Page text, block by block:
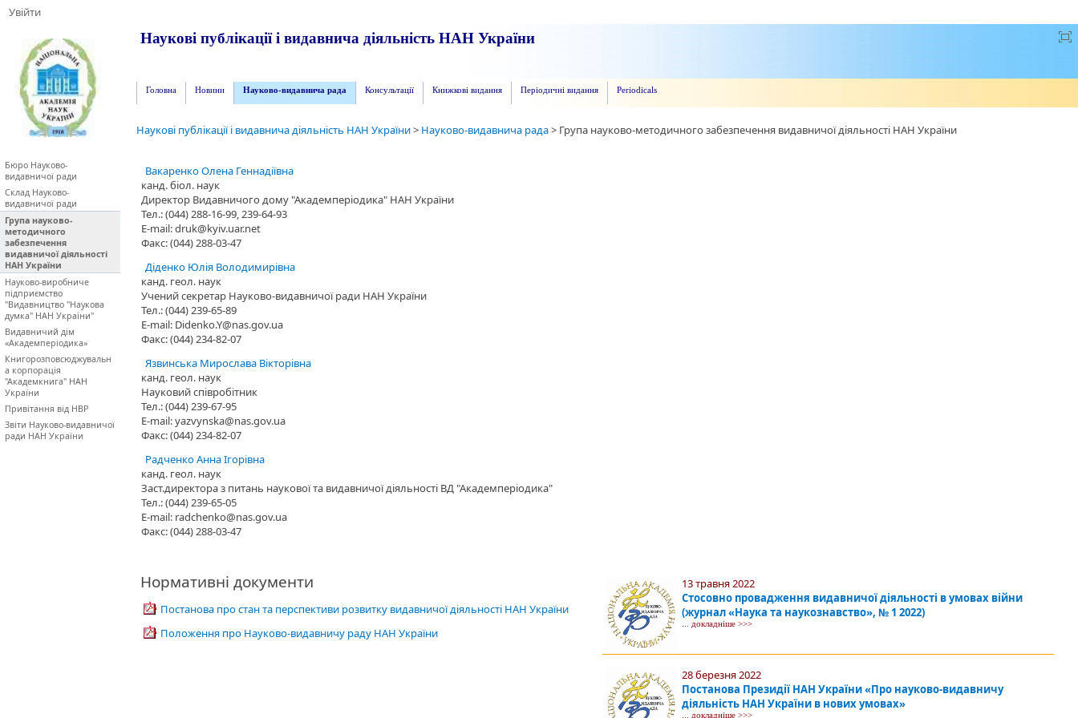
Увійти
Наукові публікації і видавнича діяльність НАН України
Головна Новини Науково-видавнича рада Консультації Книжкові видання Періодичні видання Periodicals
Наукові публікації і видавнича діяльність НАН України> Науково-видавнича рада> Група науково-методичного забезпечення видавничої діяльності НАН України
Бюро Науково-
видавничої ради
Склад Науково-
видавничої ради
Група науково-
методичного
забезпечення
видавничої діяльності
НАН України
Науково-виробниче
підприємство
"Видавництво "Наукова
думка" НАН України"
Видавничий дім
«Академперіодика»
Книгорозповсюджувальн
а корпорація
"Академкнига" НАН
України
Привітання від НВР
Звіти Науково-видавничої
ради НАН України
Вакаренко Олена Геннадіївна
канд. біол. наук
Директор Видавничого дому "Академперіодика" НАН України
Тел.: (044) 288-16-99, 239-64-93
E-mail: druk@kyiv.uar.net
Факс: (044) 288-03-47
Діденко Юлія Володимирівна
канд. геол. наук
Учений секретар Науково-видавничої ради НАН України
Тел.: (044) 239-65-89
E-mail: Didenko.Y@nas.gov.ua
Факс: (044) 234-82-07
Язвинська Мирослава Вікторівна
канд. геол. наук
Науковий співробітник
Тел.: (044) 239-67-95
E-mail: yazvynska@nas.gov.ua
Факс: (044) 234-82-07
Радченко Анна Ігорівна
канд. геол. наук
Заст.директора з питань наукової та видавничої діяльності ВД "Академперіодика"
Тел.: (044) 239-65-05
E-mail: radchenko@nas.gov.ua
Факс: (044) 288-03-47
Нормативні документи
Постанова про стан та перспективи розвитку видавничої діяльності НАН України
Положення про Науково-видавничу раду НАН України
13 травня 2022
Стосовно провадження видавничої діяльності в умовах війни
(журнал «Наука та наукознавство», № 1 2022)
... докладніше >>>
28 березня 2022
Постанова Президії НАН України «Про науково-видавничу
діяльність НАН України в нових умовах»
... докладніше >>>